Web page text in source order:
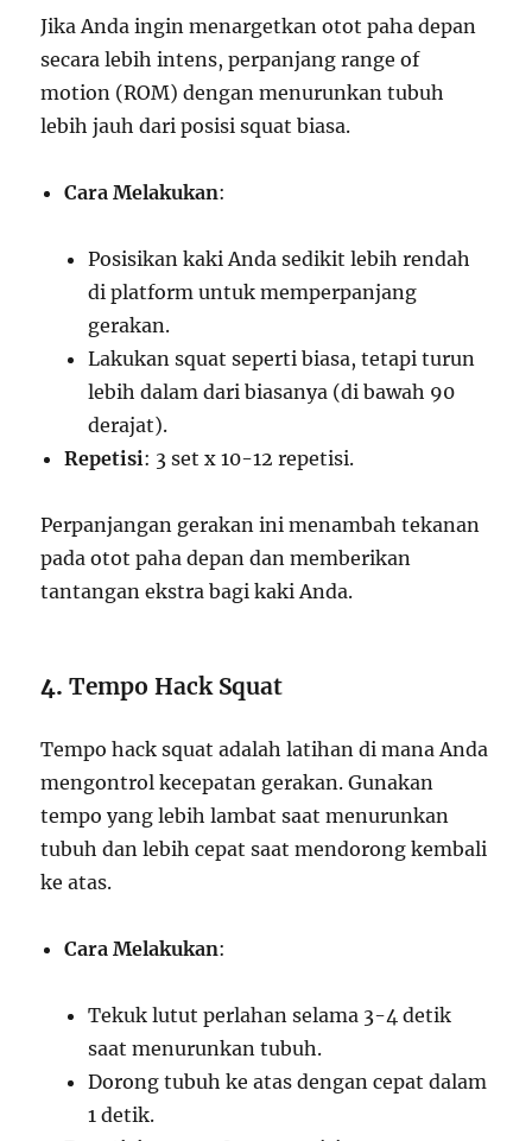
Jika Anda ingin menargetkan otot paha depan
secara lebih intens, perpanjang range of
motion (ROM) dengan menurunkan tubuh
lebih jauh dari posisi squat biasa.
Cara Melakukan:
Posisikan kaki Anda sedikit lebih rendah
di platform untuk memperpanjang
gerakan.
Lakukan squat seperti biasa, tetapi turun
lebih dalam dari biasanya (di bawah 90
derajat).
Repetisi: 3 set x 10-12 repetisi.
Perpanjangan gerakan ini menambah tekanan
pada otot paha depan dan memberikan
tantangan ekstra bagi kaki Anda.
4.Tempo Hack Squat
Tempo hack squat adalah latihan di mana Anda
mengontrol kecepatan gerakan. Gunakan
tempo yang lebih lambat saat menurunkan
tubuh dan lebih cepat saat mendorong kembali
ke atas.
Cara Melakukan:
Tekuk lutut perlahan selama 3-4 detik
saat menurunkan tubuh.
Dorong tubuh ke atas dengan cepat dalam
1 detik.